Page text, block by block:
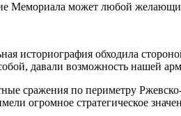
Мемориала может любой
историография обходила
давали возможность нашей
сражения по периметру
огромное стратегическое